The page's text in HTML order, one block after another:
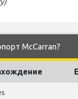
McCarran?